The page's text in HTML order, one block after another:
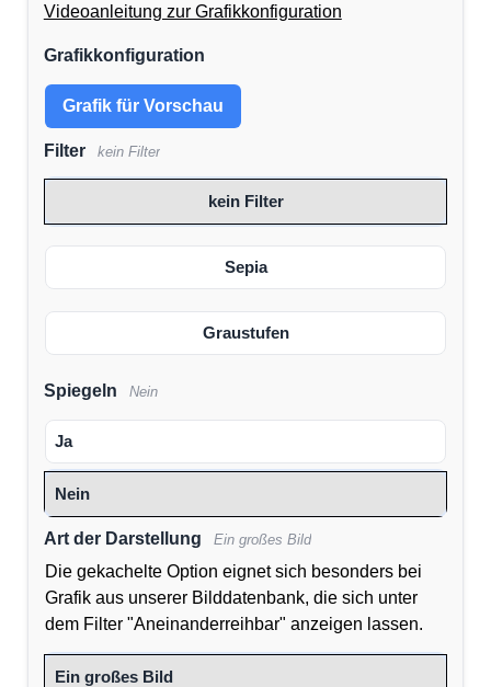
Videoanleitung zur Grafikkonfiguration
Grafikkonfiguration
Grafik für Vorschau
Filter kein Filter
kein Filter
Sepia
Graustufen
Spiegeln Nein
Ja
Nein
Art der Darstellung Ein großes Bild
Die gekachelte Option eignet sich besonders bei
Grafik aus unserer Bilddatenbank, die sich unter
dem Filter "Aneinanderreihbar" anzeigen lassen.
Ein großes Bild